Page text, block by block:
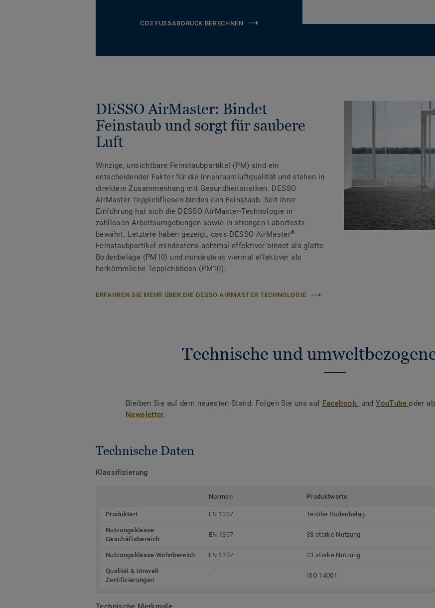
CO2 FUSSABDRUCK BERECHNEN
DESSO AirMaster: Bindet
Feinstaub und sorgt für saubere
Luft
Winzige, unsichtbare Feinstaubpartikel (PM) sind ein
entscheidender Faktor für die Innenraumluftqualität und stehen in
direktem Zusammenhang mit Gesundheitsrisiken. DESSO
AirMaster Teppichfliesen binden den Feinstaub. Seit ihrer
Einführung hat sich die DESSO AirMaster-Technologie in
zahllosen Arbeitsumgebungen sowie in strengen Labortests
bewährt. Letztere haben gezeigt, dass DESSO AirMaster®
Feinstaubpartikel mindestens achtmal effektiver bindet als glatte
Bodenbeläge (PM10) und mindestens viermal effektiver als
herkömmliche Teppichböden (PM10).
ERFAHREN SIE MEHR ÜBER DIE DESSO AIRMASTER TECHNOLOGIE
Technische und
Bleiben Sie auf dem neuesten Stand. Folgen Sie uns auf Facebook undYouTubeoder
Newsletter.
Technische Daten
Klassifizierung
Normen Produktwerte
Produktart EN 1307 Textiler Bodenbelag
Nutzungsklasse
Geschäftsbereich
EN 1307 33 starke Nutzung
Nutzungsklasse Wohnbereich EN 1307 23 starke Nutzung
Qualität & Umwelt
Zertifizierungen
- ISO 14001